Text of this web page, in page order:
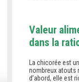
Valeur
dans la
La chicorée est
nombreux atouts
d’abord, elle est